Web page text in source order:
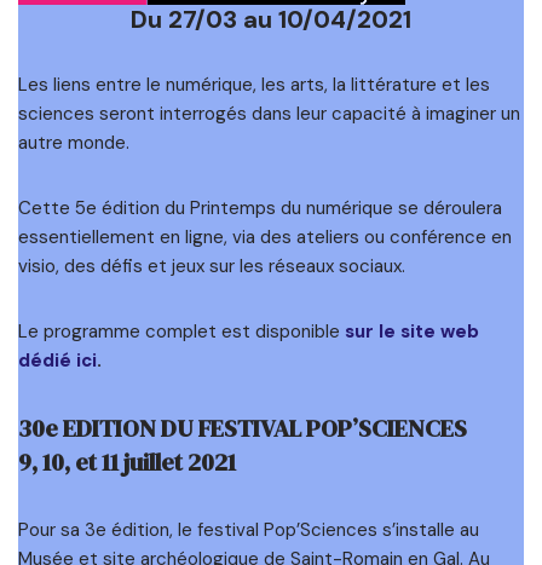
Du 27/03 au 10/04/2021
Les liens entre le numérique, les arts, la littérature et les
sciences seront interrogés dans leur capacité à imaginer un
autre monde.
Cette 5e édition du Printemps du numérique se déroulera
essentiellement en ligne, via des ateliers ou conférence en
visio, des défis et jeux sur les réseaux sociaux.
Le programme complet est disponible sur le site web
dédié ici.
30e EDITION DU FESTIVAL POP’SCIENCES
9, 10, et 11 juillet 2021
Pour sa 3e édition, le festival Pop’Sciences s’installe au
Musée et site archéologique de Saint-Romain en Gal. Au